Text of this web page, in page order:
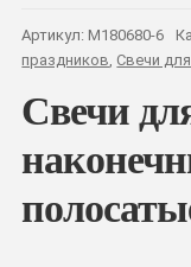
Артикул: M180680-6
праздников, Свечи
Свечи